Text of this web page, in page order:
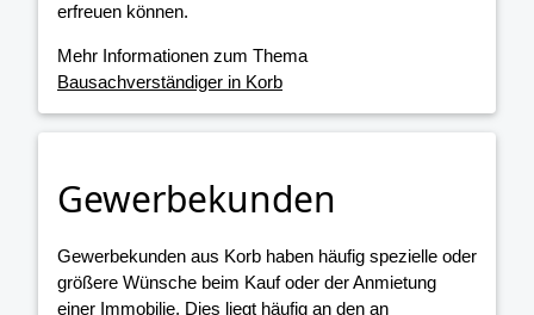
erfreuen können.
Mehr Informationen zum Thema
Bausachverständiger in Korb
Gewerbekunden
Gewerbekunden aus Korb haben häufig spezielle oder
größere Wünsche beim Kauf oder der Anmietung
einer Immobilie. Dies liegt häufig an den an